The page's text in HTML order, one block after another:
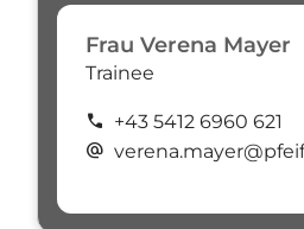
Frau Verena Mayer
Trainee
call +43 5412 6960 621
alternate_email